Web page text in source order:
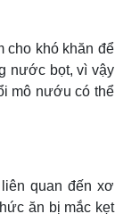
cho khó khăn để
nước bọt, vì vậy
mô nướu có thể
quan đến xơ
ăn bị mắc kẹt